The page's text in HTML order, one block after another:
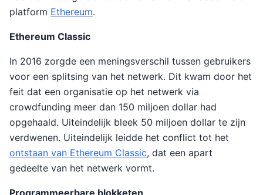
platform Ethereum.
Ethereum Classic
In 2016 zorgde een meningsverschil tussen gebruikers
voor een splitsing van het netwerk. Dit kwam door het
feit dat een organisatie op het netwerk via
crowdfunding meer dan 150 miljoen dollar had
opgehaald. Uiteindelijk bleek 50 miljoen dollar te zijn
verdwenen. Uiteindelijk leidde het conflict tot het
ontstaan van Ethereum Classic, dat een apart
gedeelte van het netwerk vormt.
Programmeerbare blokketen